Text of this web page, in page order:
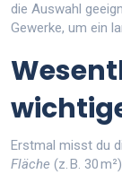
die Auswahl
Gewerke, um ein
Erstmal misst du
Fläche (z. B. 30